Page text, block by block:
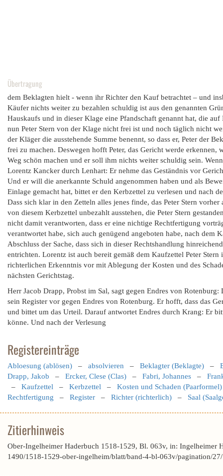
Übertragung
dem Beklagten hielt - wenn ihr Richter den Kauf betrachtet – und
Käufer nichts weiter zu bezahlen schuldig ist aus den genannten
Hauskaufs und in dieser Klage eine Pfandschaft genannt hat, die
nun Peter Stern von der Klage nicht frei ist und noch täglich nicht
der Kläger die ausstehende Summe benennt, so dass er, Peter der
frei zu machen. Deswegen hofft Peter, das Gericht werde
Weg schön machen und er soll ihm nichts weiter schuldig sein.
Lorentz Kancker durch Lenhart: Er nehme das Geständnis vor
Und er will die anerkannte Schuld angenommen haben und als
Einlage gemacht hat, bittet er den Kerbzettel zu verlesen und nach
Dass sich klar in den Zetteln alles jenes finde, das Peter Stern
von diesem Kerbzettel unbezahlt ausstehen, die Peter Stern
nicht damit verantworten, dass er eine nichtige Rechtfertigung
verantwortet habe, sich auch genügend angeboten habe, nach
Abschluss der Sache, dass sich in dieser Rechtshandlung
entrichten. Lorentz ist auch bereit gemäß dem Kaufzettel Peter
richterlichen Erkenntnis vor mit Ablegung der Kosten und des
nächsten Gerichtstag.
Herr Jacob Drapp, Probst im Sal, sagt gegen Endres von
sein Register vor gegen Endres von Rotenburg. Er hofft, dass das
und bittet um das Urteil. Darauf antwortet Endres durch Krang: Er
könne. Und nach der Verlesung
Registereinträge
Abloesung (ablösen) – absolvieren – Beklagter (Beklagte) –
Drapp, Jakob – Ercker, Clese (Clas) – Fabri, Johannes –
– Kaufzettel – Kerbzettel – Kosten und Schaden (Paarformel)
Rechtfertigung – Register – Richter (richterlich) – Saal
Zitierhinweis
Ober-Ingelheimer Haderbuch 1518-1529, Bl. 063v, in: Ingelheimer
1490/1518-1529-ober-ingelheim/blatt/band-4-bl-063v/pagination/